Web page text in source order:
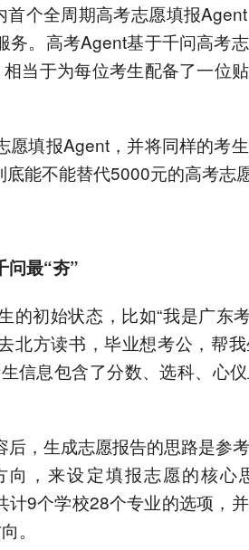
个全周期高考志愿填报
务。高考Agent基于千问高考
当于为每位考生配备了一位
填报Agent，并将同样的考生
能不能替代5000元的高考志
问最“夯”
的初始状态，比如“我是广东
北方读书，毕业想考公，帮
信息包含了分数、选科、心
，生成志愿报告的思路是参考
向，来设定填报志愿的核心
共计9个学校28个专业的选项，
。